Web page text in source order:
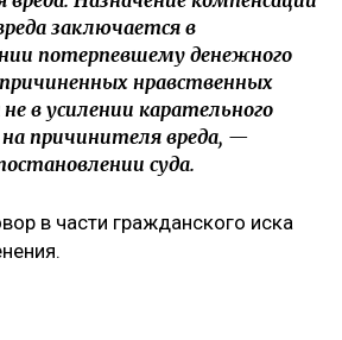
заключается в
потерпевшему денежного
нравственных
в усилении карательного
на причинителя вреда, —
суда.
в части гражданского иска